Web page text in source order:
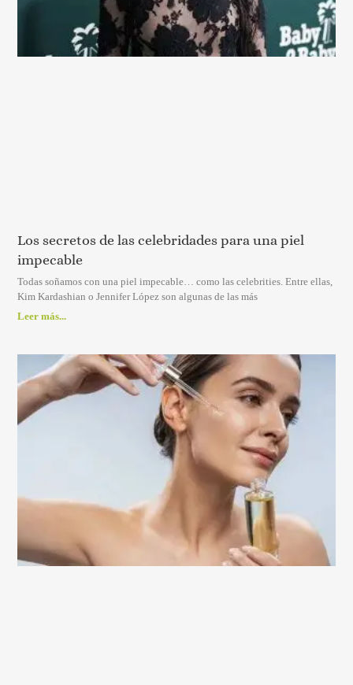
Los secretos de las celebridades para una piel
impecable
Todas soñamos con una piel impecable… como las celebrities. Entre ellas,
Kim Kardashian o Jennifer López son algunas de las más
Leer más...